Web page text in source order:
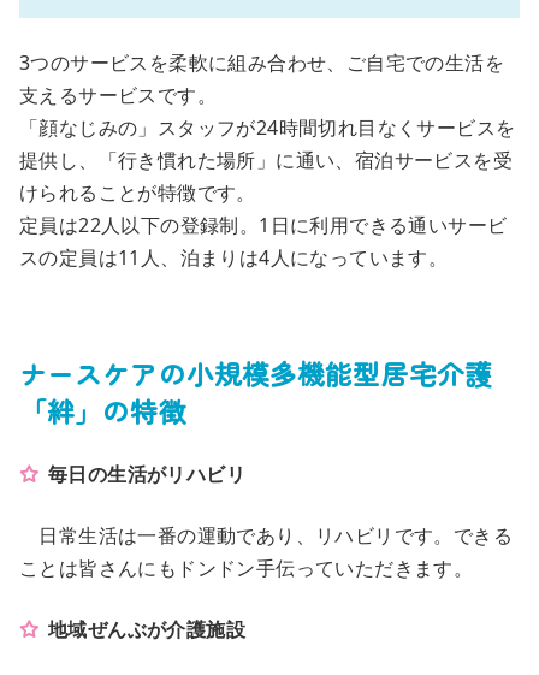
3つのサービスを柔軟に組み合わせ、ご自宅での生活を
支えるサービスです。
「顔なじみの」スタッフが24時間切れ目なくサービスを
提供し、「行き慣れた場所」に通い、宿泊サービスを受
けられることが特徴です。
定員は22人以下の登録制。1日に利用できる通いサービ
スの定員は11人、泊まりは4人になっています。
ナースケアの小規模多機能型居宅介護
「絆」の特徴
毎日の生活がリハビリ
日常生活は一番の運動であり、リハビリです。できる
ことは皆さんにもドンドン手伝っていただきます。
地域ぜんぶが介護施設